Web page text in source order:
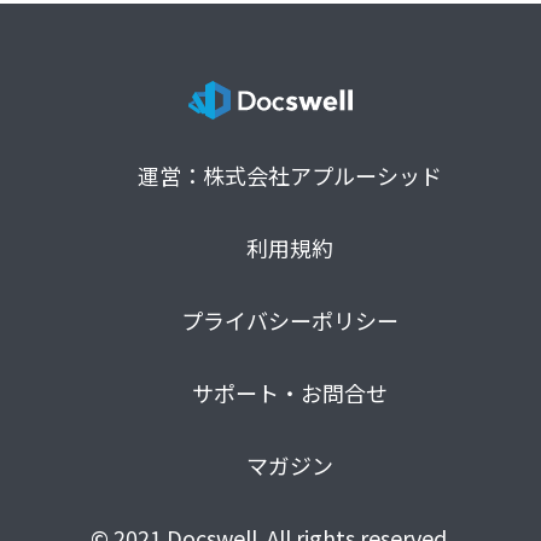
運営：株式会社アプルーシッド
利用規約
プライバシーポリシー
サポート・お問合せ
マガジン